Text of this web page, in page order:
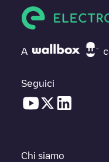
A
Seguici
Chi siamo